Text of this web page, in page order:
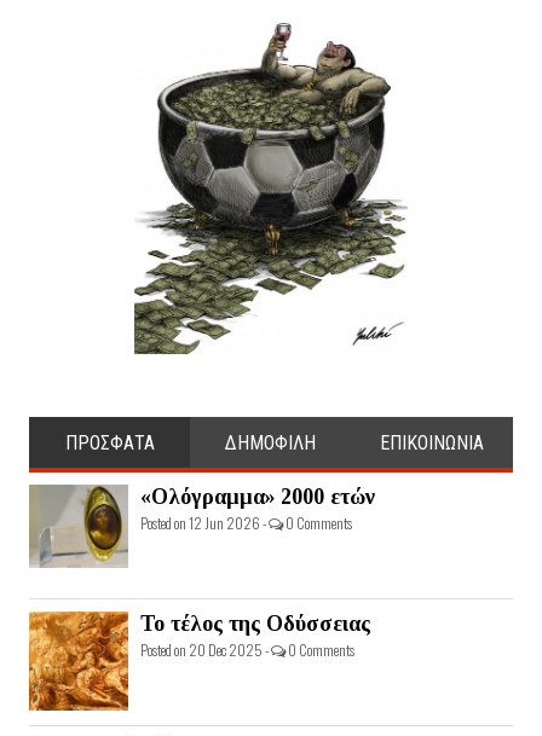
ΠΡΟΣΦΑΤΑ ΔΗΜΟΦΙΛΗ ΕΠΙΚΟΙΝΩΝΙΑ
«Ολόγραμμα» 2000 ετών
Posted on 12 Jun 2026 - 0 Comments
Το τέλος της Οδύσσειας
Posted on 20 Dec 2025 - 0 Comments